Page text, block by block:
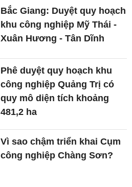
Bắc Giang: Duyệt quy hoạch
khu công nghiệp Mỹ Thái -
Xuân Hương - Tân Dĩnh
Phê duyệt quy hoạch khu
công nghiệp Quảng Trị có
quy mô diện tích khoảng
481,2 ha
Vì sao chậm triển khai Cụm
công nghiệp Chàng Sơn?